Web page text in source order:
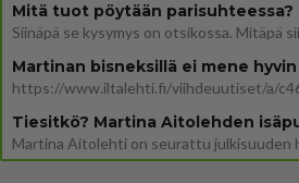
Mitä tuot pöytään parisuhteessa?
Martinan bisneksillä ei mene hyvin